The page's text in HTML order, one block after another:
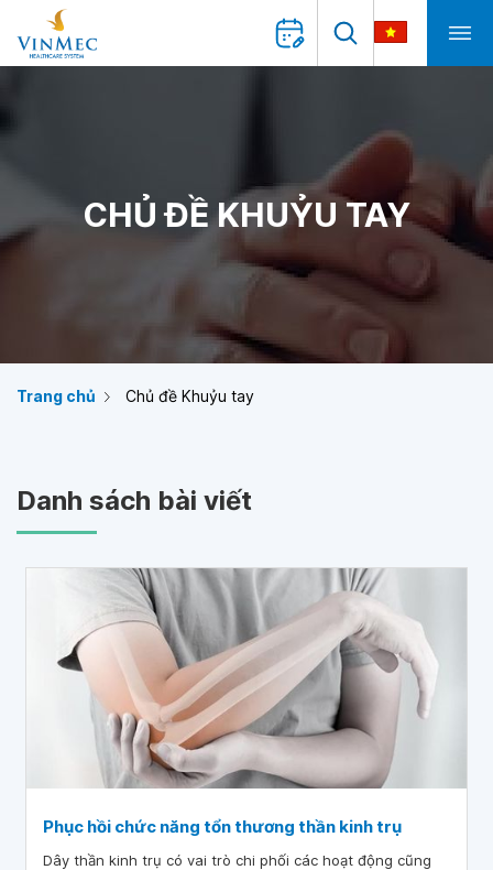
CHỦ ĐỀ KHUỶU TAY
Trang chủ Chủ đề Khuỷu tay
Danh sách bài viết
Phục hồi chức năng tổn thương thần kinh trụ
Dây thần kinh trụ có vai trò chi phối các hoạt động cũng